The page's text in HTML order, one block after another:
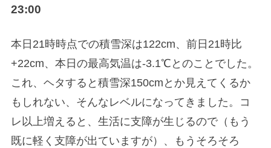
23:00
本日21時時点での積雪深は122cm、前日21時比
+22cm、本日の最高気温は-3.1℃とのことでした。
これ、ヘタすると積雪深150cmとか見えてくるか
もしれない、そんなレベルになってきました。コ
レ以上増えると、生活に支障が生じるので（もう
既に軽く支障が出ていますが）、もうそろそろ